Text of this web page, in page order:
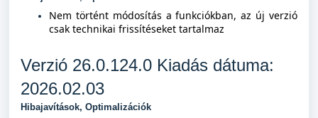
Nem történt módosítás a funkciókban, az új verzió
csak technikai frissítéseket tartalmaz
Verzió 26.0.124.0 Kiadás dátuma:
2026.02.03
Hibajavítások, Optimalizációk